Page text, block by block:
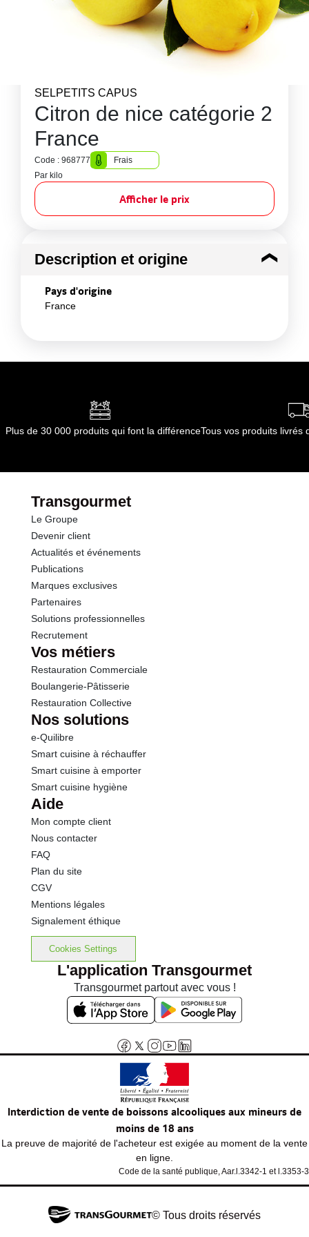
SELPETITS CAPUS
Citron de nice catégorie 2
France
Code : 968777
Frais
Par kilo
Afficher le prix
Description et origine
Pays d'origine
France
Plus de 30 000 produits qui font la différenceTous vos produits livrés
Transgourmet
Le Groupe
Devenir client
Actualités et événements
Publications
Marques exclusives
Partenaires
Solutions professionnelles
Recrutement
Vos métiers
Restauration Commerciale
Boulangerie-Pâtisserie
Restauration Collective
Nos solutions
e-Quilibre
Smart cuisine à réchauffer
Smart cuisine à emporter
Smart cuisine hygiène
Aide
Mon compte client
Nous contacter
FAQ
Plan du site
CGV
Mentions légales
Signalement éthique
Cookies Settings
L'application Transgourmet
Transgourmet partout avec vous !
Interdiction de vente de boissons alcooliques aux mineurs de
moins de 18 ans
La preuve de majorité de l'acheteur est exigée au moment de la vente
en ligne.
Code de la santé publique, Aar.l.3342-1 et l.3353-3
© Tous droits réservés